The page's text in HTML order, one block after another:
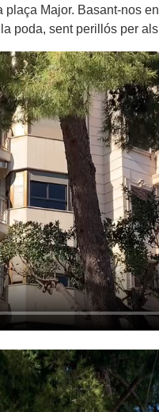
plaça Major. Basant-nos
poda, sent perillós per